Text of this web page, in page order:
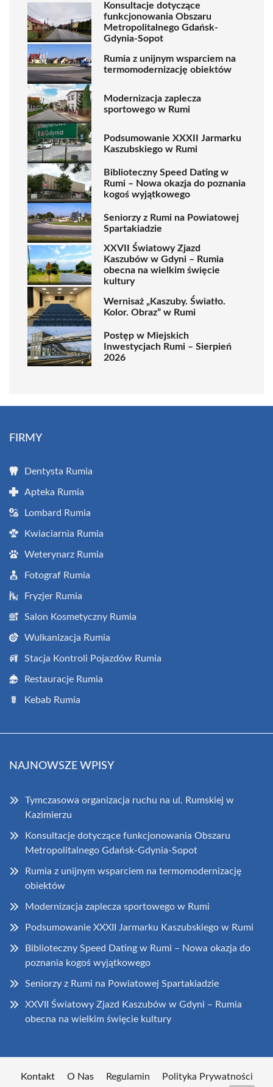
Konsultacje dotyczące
funkcjonowania Obszaru
Metropolitalnego Gdańsk-
Gdynia-Sopot
Rumia z unijnym wsparciem na
termomodernizację obiektów
Modernizacja zaplecza
sportowego w Rumi
Podsumowanie XXXII Jarmarku
Kaszubskiego w Rumi
Biblioteczny Speed Dating w
Rumi – Nowa okazja do poznania
kogoś wyjątkowego
Seniorzy z Rumi na Powiatowej
Spartakiadzie
XXVII Światowy Zjazd
Kaszubów w Gdyni – Rumia
obecna na wielkim święcie
kultury
Wernisaż „Kaszuby. Światło.
Kolor. Obraz” w Rumi
Postęp w Miejskich
Inwestycjach Rumi – Sierpień
2026
FIRMY
Dentysta Rumia
Apteka Rumia
Lombard Rumia
Kwiaciarnia Rumia
Weterynarz Rumia
Fotograf Rumia
Fryzjer Rumia
Salon Kosmetyczny Rumia
Wulkanizacja Rumia
Stacja Kontroli Pojazdów Rumia
Restauracje Rumia
Kebab Rumia
NAJNOWSZE WPISY
Tymczasowa organizacja ruchu na ul. Rumskiej w
Kazimierzu
Konsultacje dotyczące funkcjonowania Obszaru
Metropolitalnego Gdańsk-Gdynia-Sopot
Rumia z unijnym wsparciem na termomodernizację
obiektów
Modernizacja zaplecza sportowego w Rumi
Podsumowanie XXXII Jarmarku Kaszubskiego w Rumi
Biblioteczny Speed Dating w Rumi – Nowa okazja do
poznania kogoś wyjątkowego
Seniorzy z Rumi na Powiatowej Spartakiadzie
XXVII Światowy Zjazd Kaszubów w Gdyni – Rumia
obecna na wielkim święcie kultury
Kontakt O Nas Regulamin Polityka Prywatności